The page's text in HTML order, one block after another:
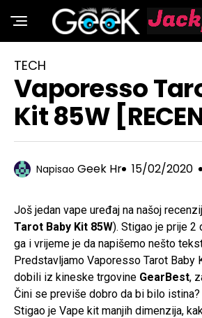
GeeK.hr
TECH
Vaporesso
Kit 85W
Napisao Geek Hr 15/02/2020
Još jedan vape uređaj na našoj
Tarot Baby Kit 85W). Stigao je prije 2
ga i vrijeme je da napišemo nešto
Predstavljamo Vaporesso Tarot Baby
dobili iz kineske trgovine GearBest,
Čini se previše dobro da bi bilo istina?
Stigao je Vape kit manjih dimenzija,